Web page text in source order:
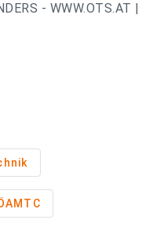
- WWW.OTS.AT |